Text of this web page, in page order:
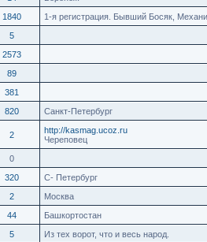
1840 1-я регистрация. Бывший Босяк,
5
2573
89
381
820 Санкт-Петербург
2
http://kasmag.ucoz.ru
Череповец
0
320 С- Петербург
2 Москва
44 Башкортостан
5 Из тех ворот, что и весь народ.